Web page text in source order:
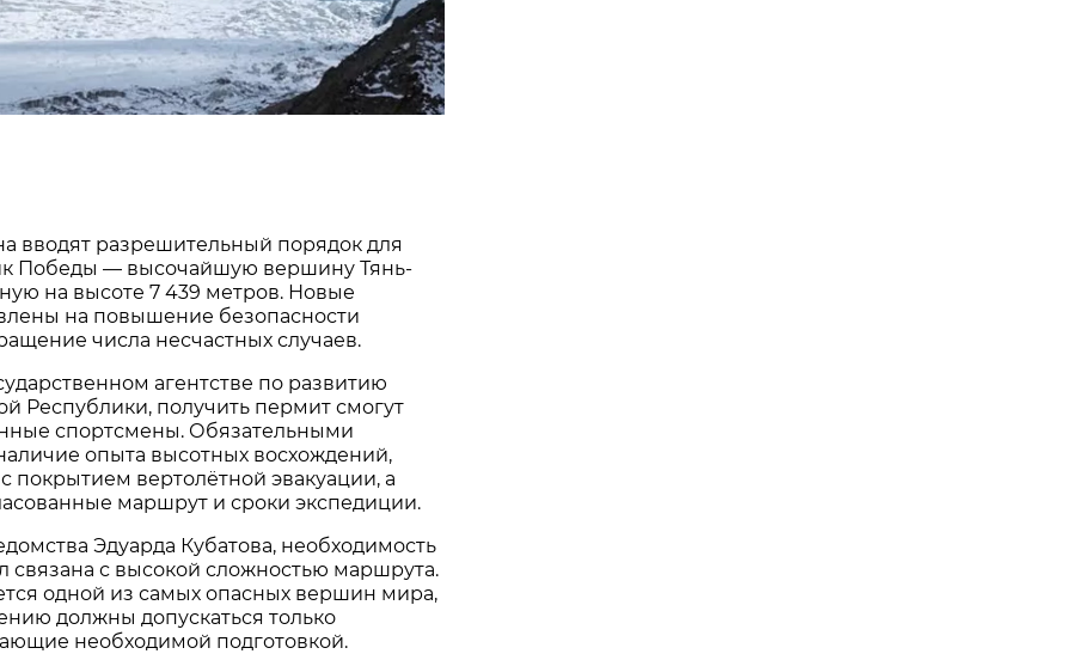
вводят разрешительный порядок для
Победы — высочайшую вершину Тянь-
на высоте 7 439 метров. Новые
на повышение безопасности
числа несчастных случаев.
агентстве по развитию
Республики, получить пермит смогут
спортсмены. Обязательными
опыта высотных восхождений,
покрытием вертолётной эвакуации, а
маршрут и сроки экспедиции.
Эдуарда Кубатова, необходимость
связана с высокой сложностью маршрута.
одной из самых опасных вершин мира,
должны допускаться только
необходимой подготовкой.